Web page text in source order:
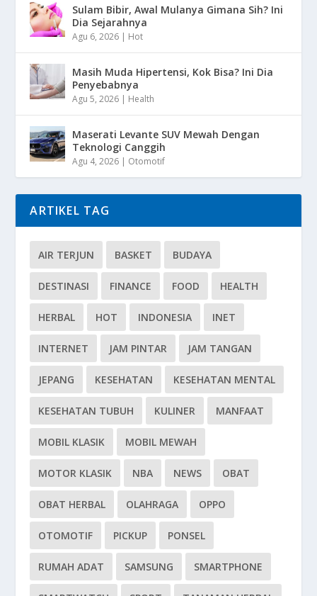
Sulam Bibir, Awal Mulanya Gimana Sih? Ini
Dia Sejarahnya
Agu 6, 2026 | Hot
Masih Muda Hipertensi, Kok Bisa? Ini Dia
Penyebabnya
Agu 5, 2026 | Health
Maserati Levante SUV Mewah Dengan
Teknologi Canggih
Agu 4, 2026 | Otomotif
ARTIKEL TAG
AIR TERJUN BASKET BUDAYA
DESTINASI FINANCE FOOD HEALTH
HERBAL HOT INDONESIA INET
INTERNET JAM PINTAR JAM TANGAN
JEPANG KESEHATAN KESEHATAN MENTAL
KESEHATAN TUBUH KULINER MANFAAT
MOBIL KLASIK MOBIL MEWAH
MOTOR KLASIK NBA NEWS OBAT
OBAT HERBAL OLAHRAGA OPPO
OTOMOTIF PICKUP PONSEL
RUMAH ADAT SAMSUNG SMARTPHONE